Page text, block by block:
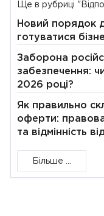
Ще в рубриці
Новий порядок
готуватися
Заборона
забезпечення:
2026 році?
Як правильно
оферти:
та відмінність
Більше ...